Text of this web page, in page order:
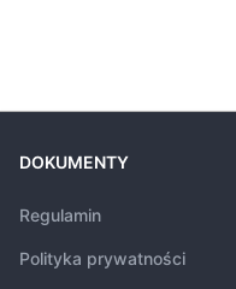
DOKUMENTY
Regulamin
Polityka prywatności